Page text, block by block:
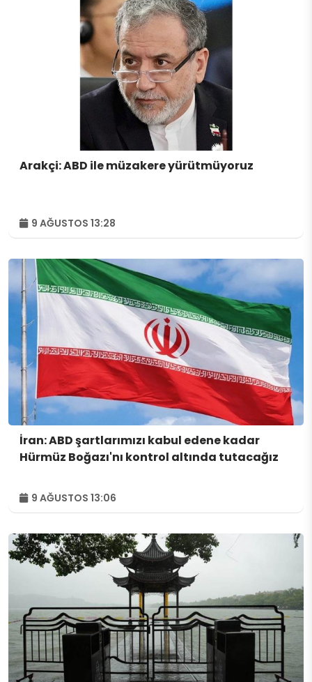
Arakçi: ABD ile müzakere yürütmüyoruz
9 AĞUSTOS 13:28
İran: ABD şartlarımızı kabul edene kadar
Hürmüz Boğazı'nı kontrol altında tutacağız
9 AĞUSTOS 13:06